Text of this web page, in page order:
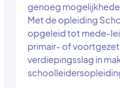
genoeg
Met de opleiding
opgeleid tot mede-
primair- of voortgezet
verdiepingsslag in